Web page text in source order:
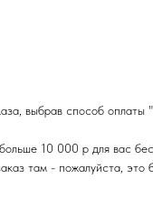
выбрав способ оплаты
10 000 р для вас
там - пожалуйста, это